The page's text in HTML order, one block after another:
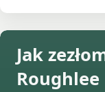
Jak
Roughlee